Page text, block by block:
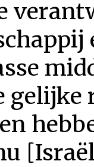
gelijke